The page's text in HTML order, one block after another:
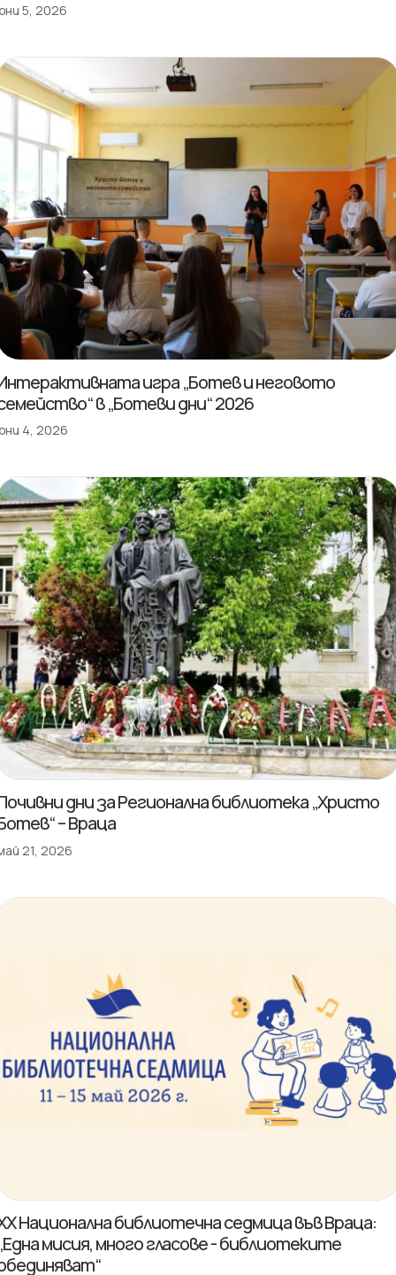
5, 2026
игра „Ботев и неговото
в „Ботеви дни“ 2026
4, 2026
дни за Регионална библиотека „Христо
– Враца
21, 2026
Национална библиотечна седмица във Враца:
мисия, много гласове - библиотеките